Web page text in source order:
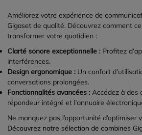
Améliorez votre expérience de
Gigaset de qualité. Découvrez comment
transformer votre quotidien :
Clarté sonore exceptionnelle : Profitez
interférences.
Design ergonomique : Un confort
conversations prolongées.
Fonctionnalités avancées : Accédez à des
répondeur intégré et l’annuaire
Ne manquez pas l’opportunité d’optimiser
Découvrez notre sélection de combines